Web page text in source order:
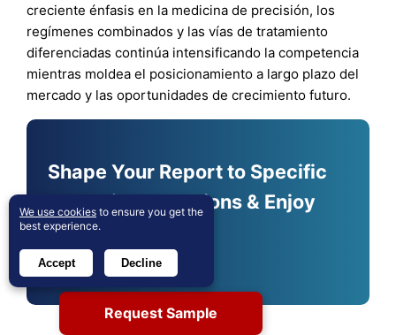
creciente énfasis en la medicina de precisión, los
regímenes combinados y las vías de tratamiento
diferenciadas continúa intensificando la competencia
mientras moldea el posicionamiento a largo plazo del
mercado y las oportunidades de crecimiento futuro.
Shape Your Report to Specific
Countries or Regions & Enjoy
30% Off!
Customize Now
Request Sample
We use cookies to ensure you get the
best experience.
Accept Decline